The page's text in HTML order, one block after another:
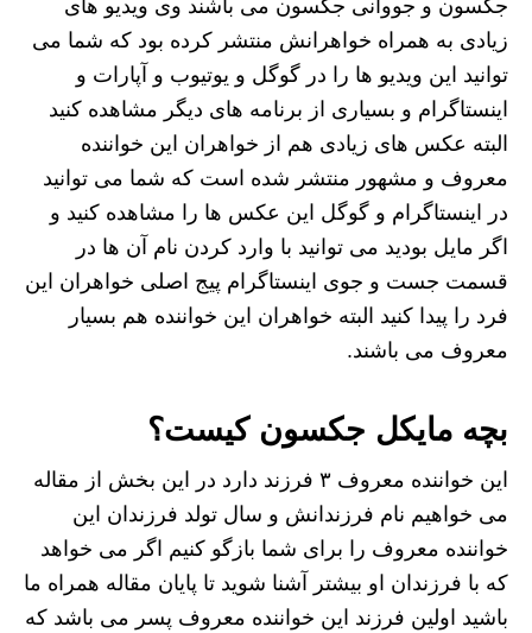
جکسون و جووانی جکسون می باشند وی ویدیو های
زیادی به همراه خواهرانش منتشر کرده بود که شما می
توانید این ویدیو ها را در گوگل و یوتیوب و آپارات و
اینستاگرام و بسیاری از برنامه ‌های دیگر مشاهده کنید
البته عکس های زیادی هم از خواهران این خواننده
معروف و مشهور منتشر شده است که شما می توانید
در اینستاگرام و گوگل این عکس‌ ها را مشاهده کنید و
اگر مایل بودید می توانید با وارد کردن نام آن ها در
قسمت جست و جوی اینستاگرام پیج اصلی خواهران این
فرد را پیدا کنید البته خواهران این خواننده هم بسیار
معروف می باشند‌.
بچه مایکل جکسون کیست؟
این خواننده معروف ۳ فرزند دارد در این بخش از مقاله
می ‌خواهیم نام فرزندانش و سال تولد فرزندان این
خواننده معروف را برای شما بازگو کنیم اگر می‌ خواهد
که با فرزندان او بیشتر آشنا شوید تا پایان مقاله همراه ما
باشید اولین فرزند این خواننده معروف پسر می باشد که